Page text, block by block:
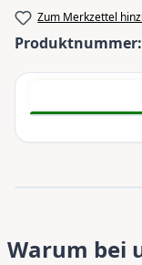
Zum Merkzettel
Produktnummer:
Warum bei